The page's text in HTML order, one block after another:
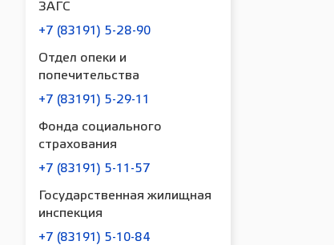
ЗАГС
+7 (83191) 5-28-90
Отдел опеки и
попечительства
+7 (83191) 5-29-11
Фонда социального
страхования
+7 (83191) 5-11-57
Государственная жилищная
инспекция
+7 (83191) 5-10-84